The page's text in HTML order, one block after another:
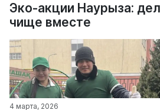
Эко-акции Наурыза:
чище вместе
4 марта, 2026